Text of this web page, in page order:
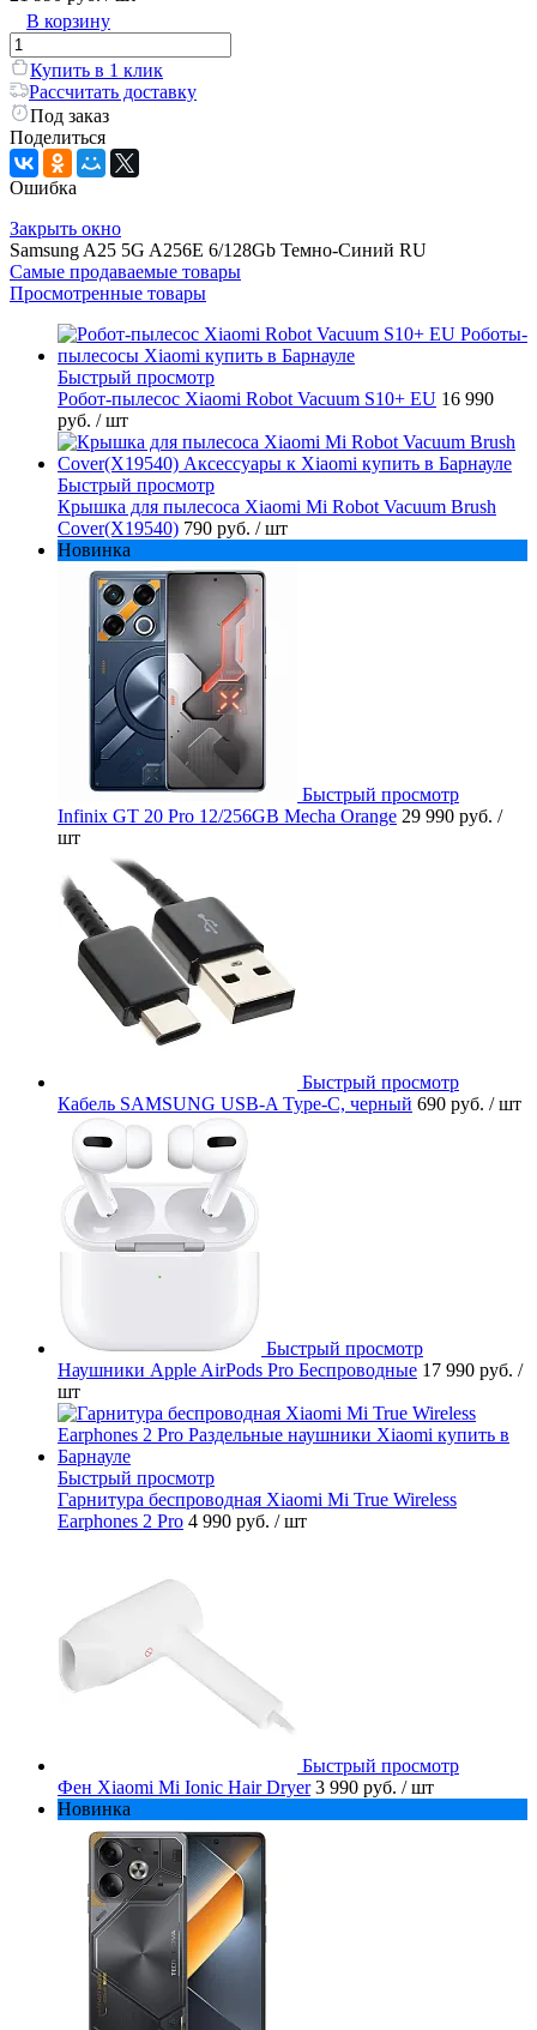
В корзину
Купить в 1 клик
Рассчитать доставку
Под заказ
Поделиться
Ошибка
Закрыть окно
Samsung A25 5G A256E 6/128Gb Темно-Синий RU
Самые продаваемые товары
Просмотренные товары
Быстрый просмотр
Робот-пылесос Xiaomi Robot Vacuum S10+ EU 16 990
руб. / шт
Быстрый просмотр
Крышка для пылесоса Xiaomi Mi Robot Vacuum Brush
Cover(X19540) 790 руб. / шт
Новинка
Быстрый просмотр
Infinix GT 20 Pro 12/256GB Mecha Orange 29 990 руб. /
шт
Быстрый просмотр
Кабель SAMSUNG USB-A Type-C, черный 690 руб. / шт
Быстрый просмотр
Наушники Apple AirPods Pro Беспроводные 17 990 руб. /
шт
Быстрый просмотр
Гарнитура беспроводная Xiaomi Mi True Wireless
Earphones 2 Pro 4 990 руб. / шт
Быстрый просмотр
Фен Xiaomi Mi Ionic Hair Dryer 3 990 руб. / шт
Новинка